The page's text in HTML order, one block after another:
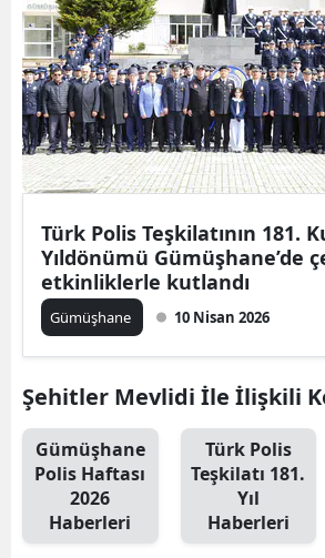
Çankırı
Çorum
Denizli
Edirne
Elazığ
Türk Polis Teşkilatının 181.
Yıldönümü Gümüşhane’de
etkinliklerle kutlandı
Gümüşhane 10 Nisan 2026
Şehitler Mevlidi İle İlişkili
Gümüşhane
Polis Haftası
2026
Haberleri
Türk Polis
Teşkilatı 181.
Yıl
Haberleri